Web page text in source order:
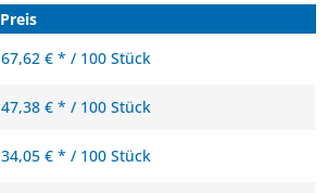
Preis
67,62 € * / 100 Stück
47,38 € * / 100 Stück
34,05 € * / 100 Stück